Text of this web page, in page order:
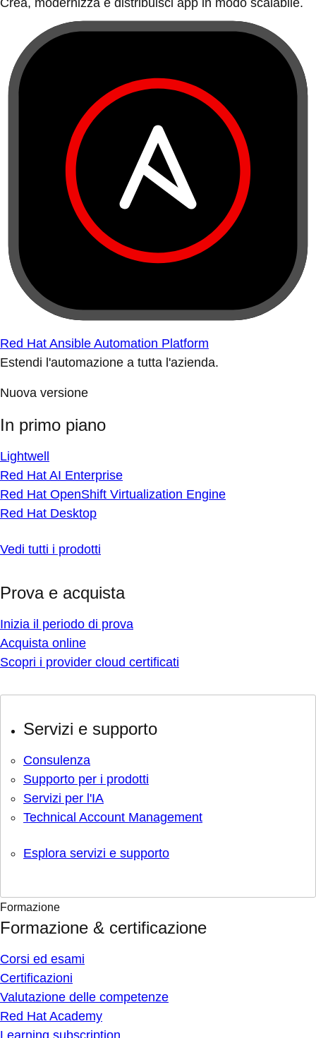
Crea, modernizza e distribuisci app in modo scalabile.
Red Hat Ansible Automation Platform
Estendi l'automazione a tutta l'azienda.
Nuova versione
In primo piano
Lightwell
Red Hat AI Enterprise
Red Hat OpenShift Virtualization Engine
Red Hat Desktop
Vedi tutti i prodotti
Prova e acquista
Inizia il periodo di prova
Acquista online
Scopri i provider cloud certificati
Servizi e supporto
Consulenza
Supporto per i prodotti
Servizi per l'IA
Technical Account Management
Esplora servizi e supporto
Formazione
Formazione & certificazione
Corsi ed esami
Certificazioni
Valutazione delle competenze
Red Hat Academy
Learning subscription